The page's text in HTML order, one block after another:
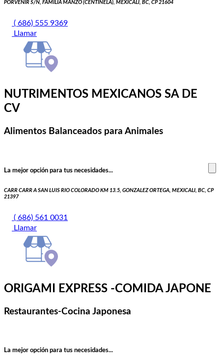
PORVENIR S/N, FAMILIA MANZO (CENTINELA), MEXICALI, BC, CP 21604
( 686) 555 9369
Llamar
NUTRIMENTOS MEXICANOS SA DE
CV
Alimentos Balanceados para Animales
La mejor opción para tus necesidades...
CARR CARR A SAN LUIS RIO COLORADO KM 13.5, GONZALEZ ORTEGA, MEXICALI, BC, CP
21397
( 686) 561 0031
Llamar
ORIGAMI EXPRESS -COMIDA JAPONE
Restaurantes-Cocina Japonesa
La mejor opción para tus necesidades...